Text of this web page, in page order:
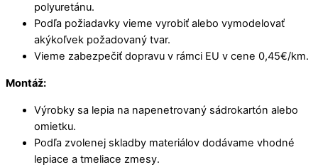
polyuretánu.
Podľa požiadavky vieme vyrobiť alebo vymodelovať
akýkoľvek požadovaný tvar.
Vieme zabezpečiť dopravu v rámci EU v cene 0,45€/km.
Montáž:
Výrobky sa lepia na napenetrovaný sádrokartón alebo
omietku.
Podľa zvolenej skladby materiálov dodávame vhodné
lepiace a tmeliace zmesy.